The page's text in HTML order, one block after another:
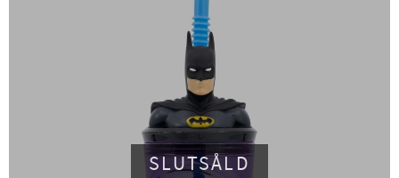
SLUTSÅLD